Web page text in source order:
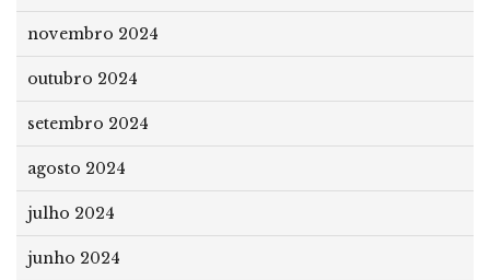
novembro 2024
outubro 2024
setembro 2024
agosto 2024
julho 2024
junho 2024